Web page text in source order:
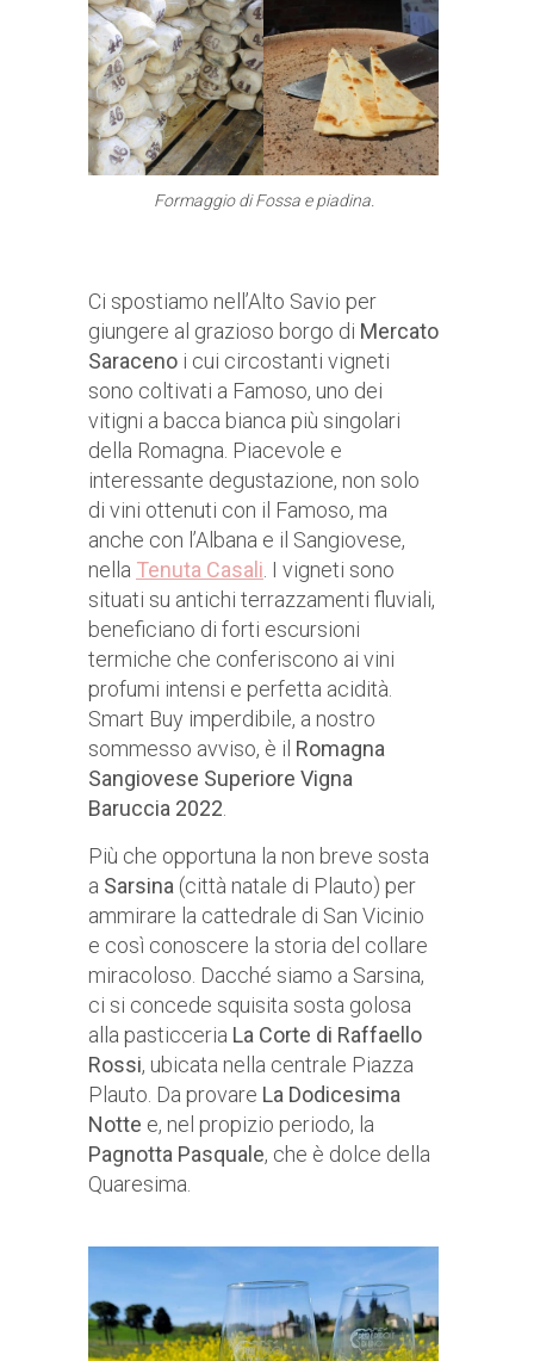
Formaggio di Fossa e piadina.
Ci spostiamo nell’Alto Savio per
giungere al grazioso borgo di Mercato
Saraceno i cui circostanti vigneti
sono coltivati a Famoso, uno dei
vitigni a bacca bianca più singolari
della Romagna. Piacevole e
interessante degustazione, non solo
di vini ottenuti con il Famoso, ma
anche con l’Albana e il Sangiovese,
nella Tenuta Casali. I vigneti sono
situati su antichi terrazzamenti fluviali,
beneficiano di forti escursioni
termiche che conferiscono ai vini
profumi intensi e perfetta acidità.
Smart Buy imperdibile, a nostro
sommesso avviso, è il Romagna
Sangiovese Superiore Vigna
Baruccia 2022.
Più che opportuna la non breve sosta
a Sarsina (città natale di Plauto) per
ammirare la cattedrale di San Vicinio
e così conoscere la storia del collare
miracoloso. Dacché siamo a Sarsina,
ci si concede squisita sosta golosa
alla pasticceria La Corte di Raffaello
Rossi, ubicata nella centrale Piazza
Plauto. Da provare La Dodicesima
Notte e, nel propizio periodo, la
Pagnotta Pasquale, che è dolce della
Quaresima.